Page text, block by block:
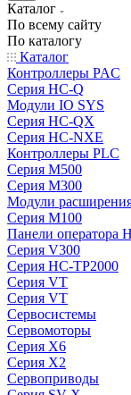
Каталог
По всему сайту
По каталогу
Каталог
Контроллеры PAC
Серия HC-Q
Модули IO SYS
Серия HC-QX
Серия HC-NXE
Контроллеры PLC
Серия M500
Серия M300
Модули
Серия M100
Панели оператора
Серия V300
Серия HC-TP2000
Серия VT
Серия VT
Сервосистемы
Сервомоторы
Серия X6
Серия X2
Сервоприводы